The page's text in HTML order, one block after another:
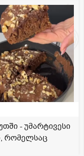
- უმარტივესი
რომელსაც